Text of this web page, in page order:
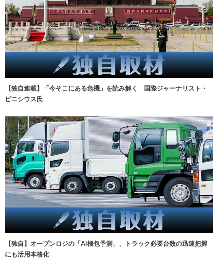
【独自連載】「今そこにある危機」を読み解く 国際ジャーナリスト・
ビニシウス氏
【独自】オープンロジの「AI梱包予測」、トラック必要台数の迅速把握
にも活用本格化